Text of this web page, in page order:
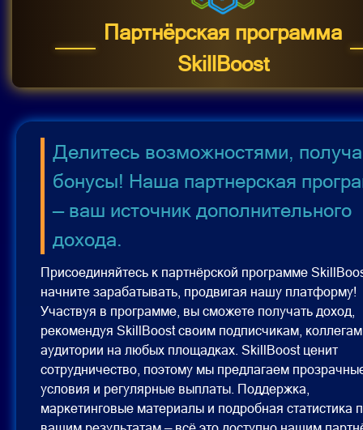
Партнёрская программа
SkillBoost
Делитесь возможностями,
бонусы! Наша партнерская
— ваш источник дополнительного
дохода.
Присоединяйтесь к партнёрской программе
начните зарабатывать, продвигая нашу платформу!
Участвуя в программе, вы сможете получать доход,
рекомендуя SkillBoost своим подписчикам,
аудитории на любых площадках. SkillBoost ценит
сотрудничество, поэтому мы предлагаем
условия и регулярные выплаты. Поддержка,
маркетинговые материалы и подробная статистика